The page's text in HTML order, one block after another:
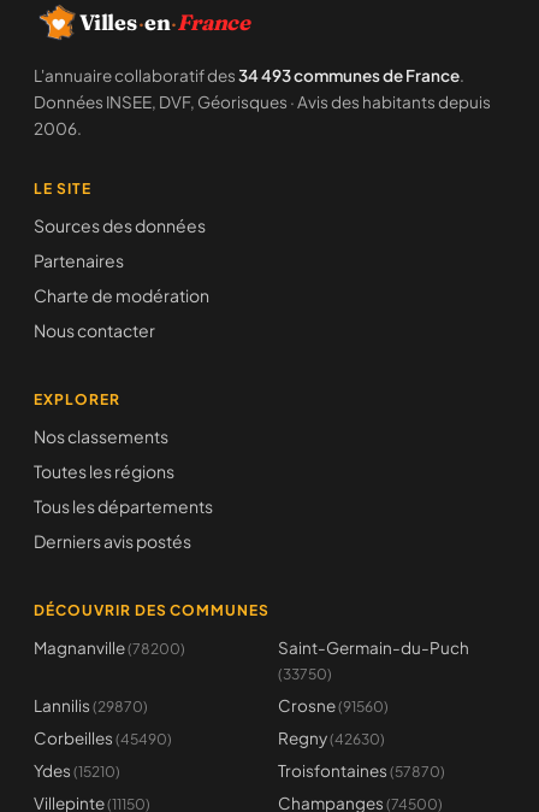
Villes·en·France
L'annuaire collaboratif des34 493 communes de France.
Données INSEE, DVF, Géorisques · Avis des habitants depuis
2006.
LE SITE
Sources des données
Partenaires
Charte de modération
Nous contacter
EXPLORER
Nos classements
Toutes les régions
Tous les départements
Derniers avis postés
DÉCOUVRIR DES COMMUNES
Magnanville(78200) Saint-Germain-du-Puch
(33750)
Lannilis (29870) Crosne(91560)
Corbeilles (45490) Regny(42630)
Ydes (15210) Troisfontaines (57870)
Villepinte(11150) Champanges (74500)